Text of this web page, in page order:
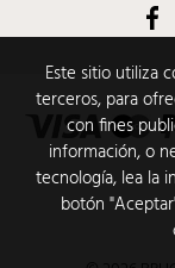
Este sitio utiliza
terceros, para
con fines
información, o
tecnología, lea la
botón